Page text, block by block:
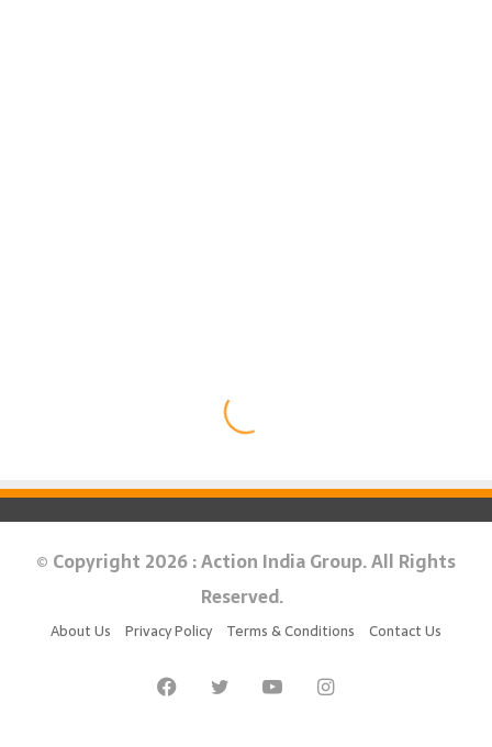
© Copyright 2026 : Action India Group. All Rights
Reserved.
About Us Privacy Policy Terms & Conditions Contact Us
FacebookTwitter YouTubeInstagram